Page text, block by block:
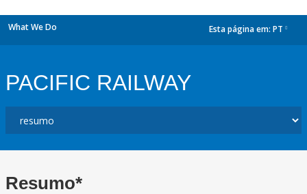
What We Do Esta página em: PT
PACIFIC RAILWAY
Resumo*